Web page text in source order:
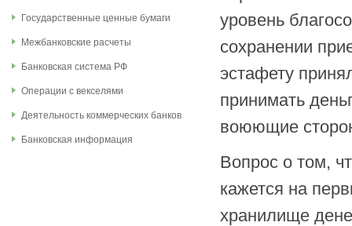
уровень
сохранении
эстафету
принимать
воюющие
Вопрос о том,
кажется на
хранилище
Государственные ценные бумаги
Межбанковские расчеты
Банковская система РФ
Операции с векселями
Деятельность коммерческих банков
Банковская информация